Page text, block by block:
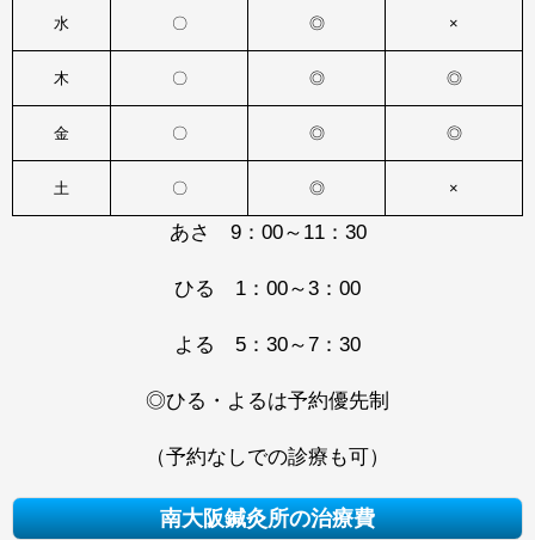
水 〇 ◎ ×
木 〇 ◎ ◎
金 〇 ◎ ◎
土 〇 ◎ ×
あさ 9：00～11：30
ひる 1：00～3：00
よる 5：30～7：30
◎ひる・よるは予約優先制
（予約なしでの診療も可）
南大阪鍼灸所の治療費